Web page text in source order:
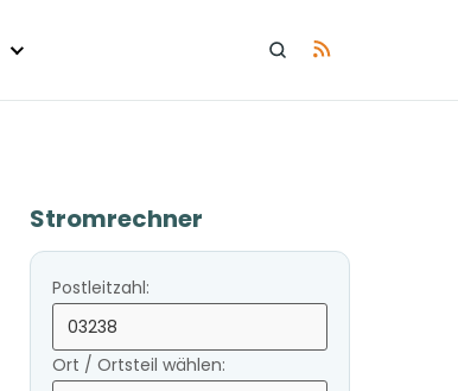
Stromrechner
Postleitzahl:
Ort / Ortsteil wählen: